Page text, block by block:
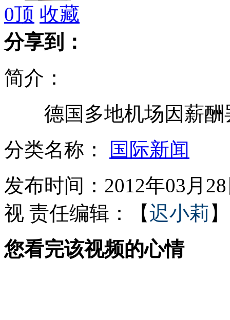
小伙因抢钱上网被发网吧禁止令
女子直播自杀 网友无人报警
舒淇为甄子丹无辜成“炮灰”
澳洲男吃最牛霸王餐 酒后跳下55楼
0顶 收藏
分享到：
简介：
德国多地机场因薪酬
分类名称：
国际新闻
发布时间：2012年03月
视 责任编辑：【迟小莉 】
您看完该视频的心情